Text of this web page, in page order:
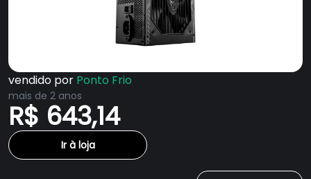
vendido por Ponto Frio
mais de 2 anos
R$ 643,14
Ir à loja